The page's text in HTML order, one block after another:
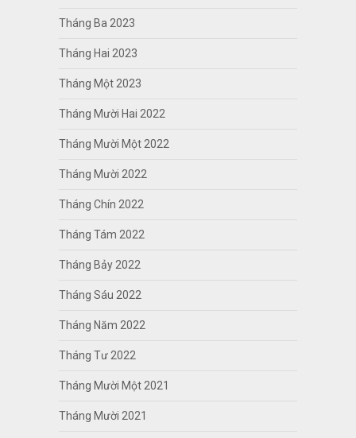
Tháng Ba 2023
Tháng Hai 2023
Tháng Một 2023
Tháng Mười Hai 2022
Tháng Mười Một 2022
Tháng Mười 2022
Tháng Chín 2022
Tháng Tám 2022
Tháng Bảy 2022
Tháng Sáu 2022
Tháng Năm 2022
Tháng Tư 2022
Tháng Mười Một 2021
Tháng Mười 2021